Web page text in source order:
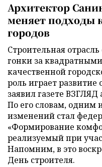
Архитектор
меняет подходы
городов
Строительная
гонки за
качественной
роль играет
заявил газете
По его словам, одним
изменений стал
«Формирование
реализуемый при
Напомним, в это
День строителя.